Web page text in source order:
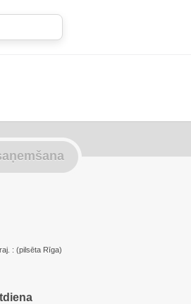
: (pilsēta Rīga)